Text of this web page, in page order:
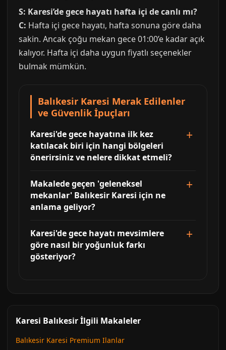
S: Karesi’de gece hayatı hafta içi de canlı mı?
C: Hafta içi gece hayatı, hafta sonuna göre daha
sakin. Ancak çoğu mekan gece 01:00’e kadar açık
kalıyor. Hafta içi daha uygun fiyatlı seçenekler
bulmak mümkün.
Balıkesir Karesi Merak Edilenler
ve Güvenlik İpuçları
Karesi'de gece hayatına ilk kez
katılacak biri için hangi bölgeleri
önerirsiniz ve nelere dikkat etmeli?
Makalede geçen 'geleneksel
mekanlar' Balıkesir Karesi için ne
anlama geliyor?
Karesi'de gece hayatı mevsimlere
göre nasıl bir yoğunluk farkı
gösteriyor?
Karesi Balıkesir İlgili Makaleler
Balıkesir Karesi Premium Ilanlar